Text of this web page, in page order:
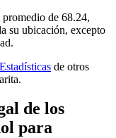
de 68.24,
su ubicación, excepto
Estadísticas de otros
de los
para